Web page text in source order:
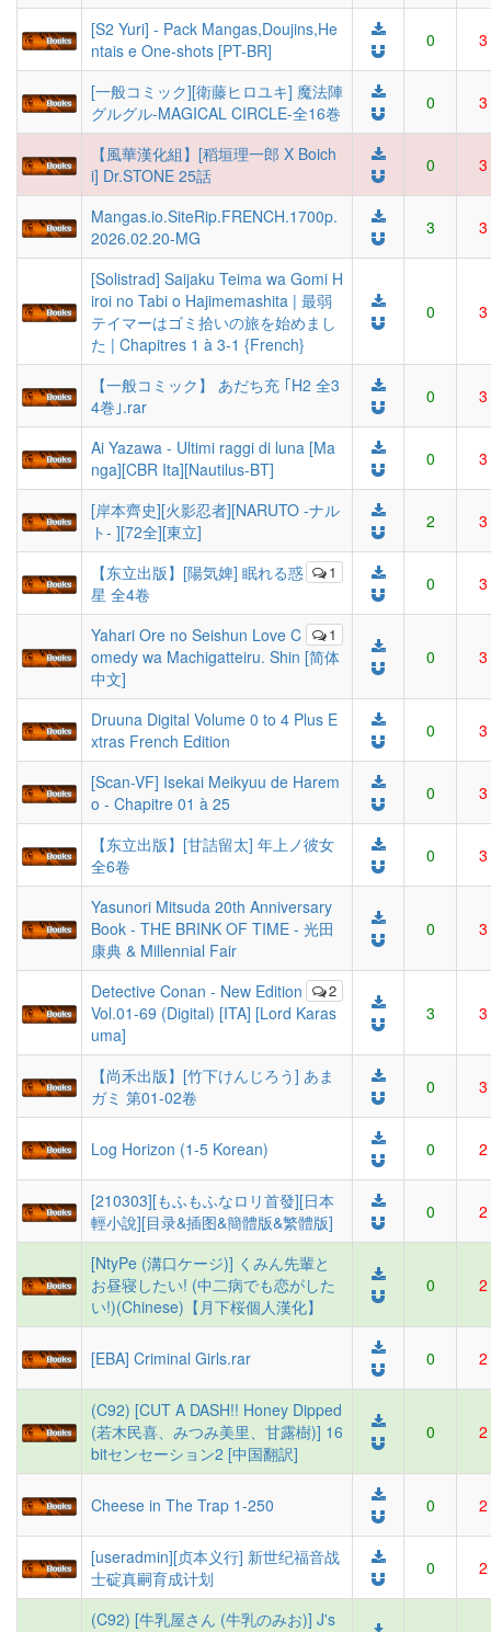
[S2 Yuri] - Pack Mangas,Doujins,He
ntais e One-shots [PT-BR]
0 3
[一般コミック][衛藤ヒロユキ] 魔法陣
グルグル-MAGICAL CIRCLE-全16巻
0 3
【風華漢化組】[稻垣理一郎 X Boich
i] Dr.STONE 25話
0 3
Mangas.io.SiteRip.FRENCH.1700p.
2026.02.20-MG
3 3
[Solistrad] Saijaku Teima wa Gomi H
iroi no Tabi o Hajimemashita | 最弱
テイマーはゴミ拾いの旅を始めまし
た | Chapitres 1 à 3-1 {French}
0 3
【一般コミック】 あだち充 ｢H2 全3
4巻｣.rar
0 3
Ai Yazawa - Ultimi raggi di luna [Ma
nga][CBR Ita][Nautilus-BT]
0 3
[岸本齊史][火影忍者][NARUTO -ナル
ト- ][72全][東立]
2 3
1
【东立出版】[陽気婢] 眠れる惑
星 全4卷
0 3
1
Yahari Ore no Seishun Love C
omedy wa Machigatteiru. Shin [简体
中文]
0 3
Druuna Digital Volume 0 to 4 Plus E
xtras French Edition
0 3
[Scan-VF] Isekai Meikyuu de Harem
o - Chapitre 01 à 25
0 3
【东立出版】[甘詰留太] 年上ノ彼女
全6卷
0 3
Yasunori Mitsuda 20th Anniversary
Book - THE BRINK OF TIME - 光田
康典 & Millennial Fair
0 3
2
Detective Conan - New Edition
Vol.01-69 (Digital) [ITA] [Lord Karas
uma]
3 3
【尚禾出版】[竹下けんじろう] あま
ガミ 第01-02卷
0 3
Log Horizon (1-5 Korean) 0 2
[210303][もふもふなロリ首發][日本
輕小說][目录&插图&簡體版&繁體版]
0 2
[NtyPe (溝口ケージ)] くみん先輩と
お昼寝したい! (中二病でも恋がした
い!)(Chinese)【月下桜個人漢化】
0 2
[EBA] Criminal Girls.rar 0 2
(C92) [CUT A DASH!! Honey Dipped
(若木民喜、みつみ美里、甘露樹)] 16
bitセンセーション2 [中国翻訳]
0 2
Cheese in The Trap 1-250 0 2
[useradmin][贞本义行] 新世纪福音战
士碇真嗣育成计划
0 2
(C92) [牛乳屋さん (牛乳のみお)] J's